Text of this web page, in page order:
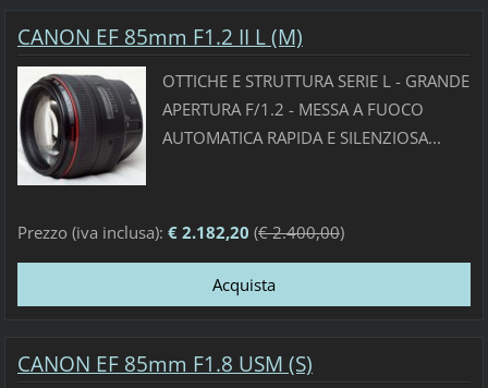
CANON EF 85mm F1.2 II L (M)
OTTICHE E STRUTTURA SERIE L - GRANDE
APERTURA F/1.2 - MESSA A FUOCO
AUTOMATICA RAPIDA E SILENZIOSA...
Prezzo (iva inclusa): € 2.182,20 (€ 2.400,00)
CANON EF 85mm F1.8 USM (S)